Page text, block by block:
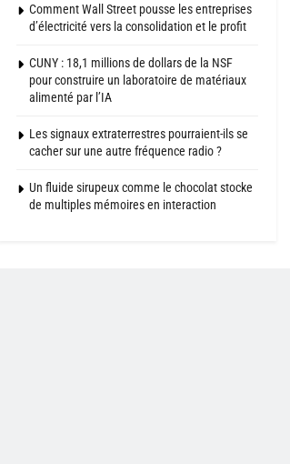
Comment Wall Street pousse les entreprises
d’électricité vers la consolidation et le profit
CUNY : 18,1 millions de dollars de la NSF
pour construire un laboratoire de matériaux
alimenté par l’IA
Les signaux extraterrestres pourraient-ils se
cacher sur une autre fréquence radio ?
Un fluide sirupeux comme le chocolat stocke
de multiples mémoires en interaction